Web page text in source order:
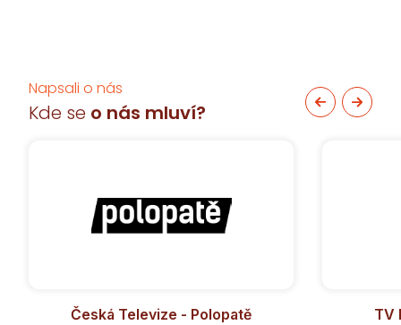
Napsali o nás
Kde se o nás mluví?
Česká Televize - Polopatě
TV